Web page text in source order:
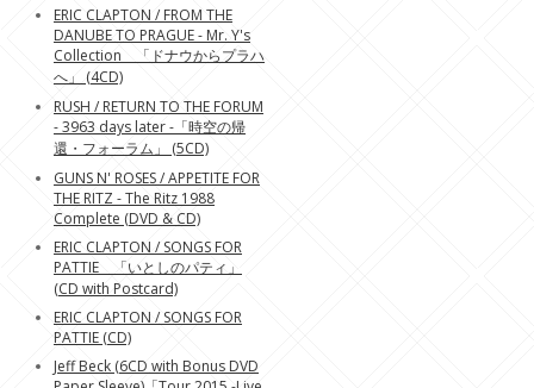
ERIC CLAPTON / FROM THE
DANUBE TO PRAGUE - Mr. Y's
Collection 「ドナウからプラハ
へ」 (4CD)
RUSH / RETURN TO THE FORUM
- 3963 days later -「時空の帰
還・フォーラム」 (5CD)
GUNS N' ROSES / APPETITE FOR
THE RITZ - The Ritz 1988
Complete (DVD & CD)
ERIC CLAPTON / SONGS FOR
PATTIE 「いとしのパティ」
(CD with Postcard)
ERIC CLAPTON / SONGS FOR
PATTIE (CD)
Jeff Beck (6CD with Bonus DVD